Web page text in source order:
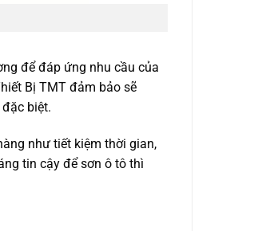
để đáp ứng nhu cầu của
Bị TMT đảm bảo sẽ
biệt.
như tiết kiệm thời gian,
tin cậy để sơn ô tô thì